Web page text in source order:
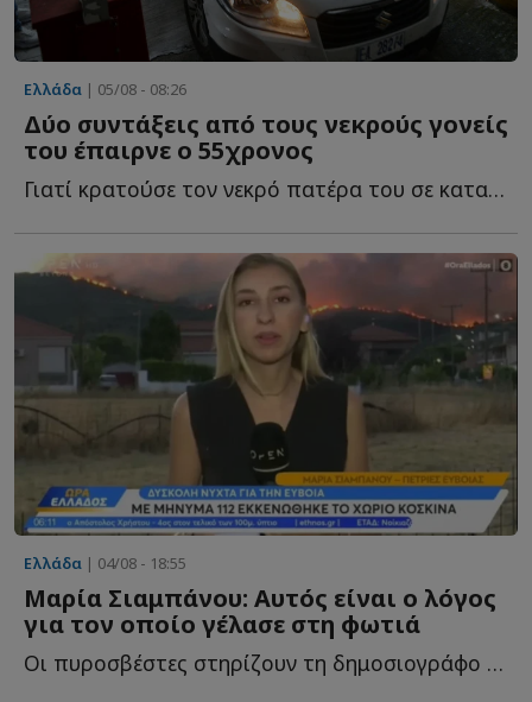
Ελλάδα | 05/08 - 08:26
Δύο συντάξεις από τους νεκρούς γονείς
του έπαιρνε ο 55χρονος
Γιατί κρατούσε τον νεκρό πατέρα του σε καταψύκτη - ...
Ελλάδα | 04/08 - 18:55
Μαρία Σιαμπάνου: Αυτός είναι ο λόγος
για τον οποίο γέλασε στη φωτιά
Οι πυροσβέστες στηρίζουν τη δημοσιογράφο τ...